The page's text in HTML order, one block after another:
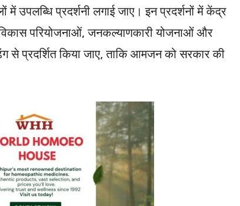
उपलब्धि प्रदर्शनी लगाई जाए। इन प्रदर्शनों में केंद्र
परियोजनाओं, जनकल्याणकारी योजनाओं और
से प्रदर्शित किया जाए, ताकि आमजन को सरकार की